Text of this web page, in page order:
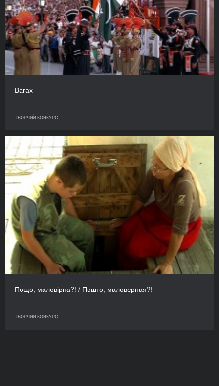
Вагах
ТВОРЧИЙ КОНКУРС
Пощо, маловірна?! / Пошто, маловерная?!
ТВОРЧИЙ КОНКУРС